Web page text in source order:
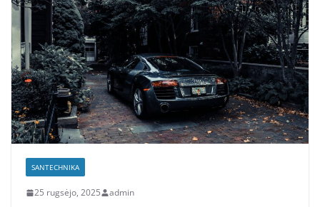
SANTECHNIKA
25 rugsėjo, 2025 admin